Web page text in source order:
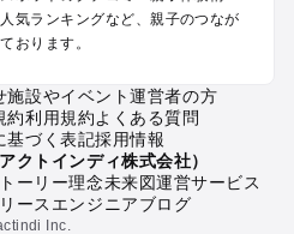
プールお出かけ
ルお出かけ
ト
気ランキングなど、親子のつなが
おります。
施設やイベント運営者の方
約利用規約よくある質問
基づく表記採用情報
クトインディ株式会社）
ーリー理念未来図運営サービス
ース エンジニアブログ
Inc.